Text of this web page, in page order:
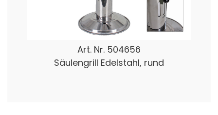
Art. Nr. 504656
Säulengrill Edelstahl, rund